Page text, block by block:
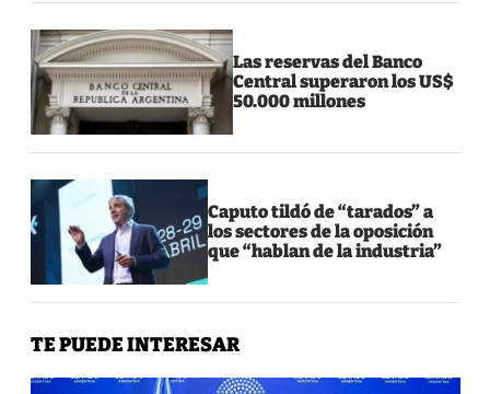
Las reservas del Banco
Central superaron los US$
50.000 millones
Caputo tildó de “tarados” a
los sectores de la oposición
que “hablan de la industria”
TE PUEDE INTERESAR